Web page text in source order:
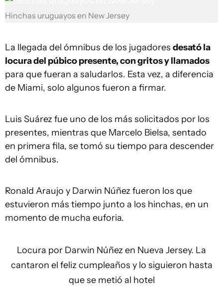
Hinchas uruguayos en New Jersey
La llegada del ómnibus de los jugadores desató la
locura del púbico presente, con gritos y llamados
para que fueran a saludarlos. Esta vez, a diferencia
de Miami, solo algunos fueron a firmar.
Luis Suárez fue uno de los más solicitados por los
presentes, mientras que Marcelo Bielsa, sentado
en primera fila, se tomó su tiempo para descender
del ómnibus.
Ronald Araujo y Darwin Núñez fueron los que
estuvieron más tiempo junto a los hinchas, en un
momento de mucha euforia.
Locura por Darwin Núñez en Nueva Jersey. La
cantaron el feliz cumpleaños y lo siguieron hasta
que se metió al hotel